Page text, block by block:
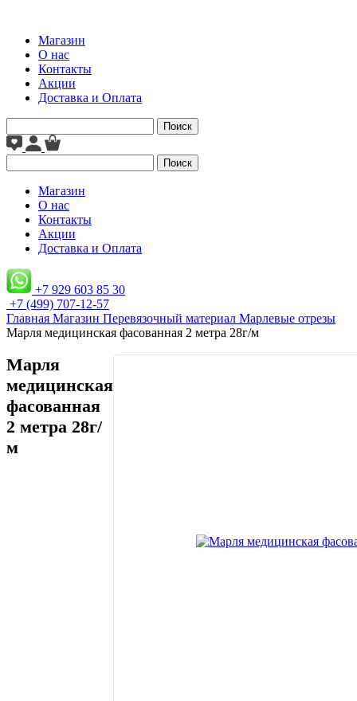
Магазин
О нас
Контакты
Акции
Доставка и Оплата
Поиск
Поиск
Магазин
О нас
Контакты
Акции
Доставка и Оплата
+7 929 603 85 30
+7 (499) 707-12-57
Главная Магазин Перевязочный материал Марлевые отрезы
Марля медицинская фасованная 2 метра 28г/м
Марля
медицинская
фасованная
2 метра 28г/
м